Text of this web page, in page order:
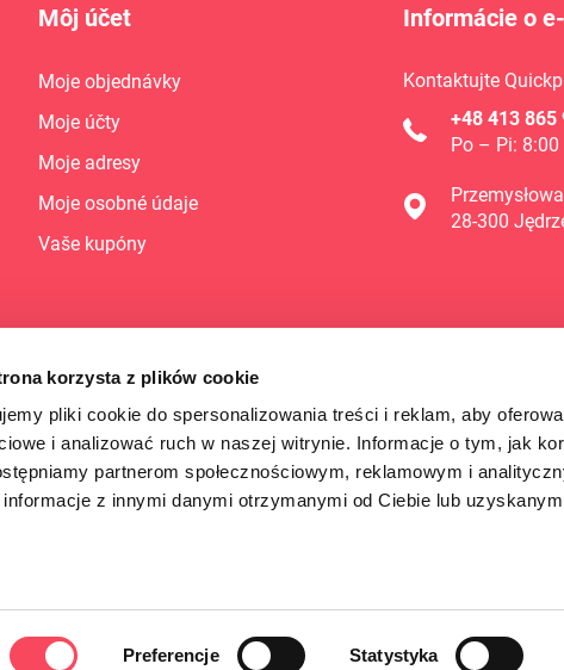
korzysta z plików cookie
pliki cookie do spersonalizowania treści i reklam, aby
i analizować ruch w naszej witrynie. Informacje o tym, jak
partnerom społecznościowym, reklamowym i
informacje z innymi danymi otrzymanymi od Ciebie lub
Preferencje Statystyka
Môj účet
Moje objednávky
Moje účty
Moje adresy
Moje osobné údaje
Vaše kupóny
Informácie o
Kontaktujte
+48 413 865
Po – Pi:
28-300